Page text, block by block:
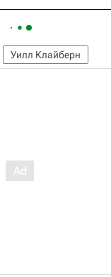
Уилл Клайберн